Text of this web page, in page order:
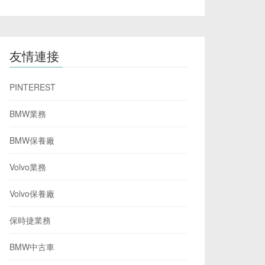
友情連接
PINTEREST
BMW業務
BMW保養廠
Volvo業務
Volvo保養廠
保時捷業務
BMW中古車